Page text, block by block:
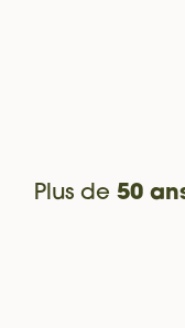
Plus de 50